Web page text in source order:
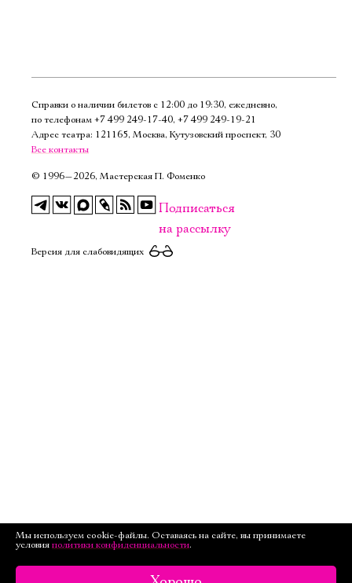
Справки о наличии билетов с 12:00 до 19:30, ежедневно,
по телефонам +7 499 249‑17‑40, +7 499 249‑19‑21
Адрес театра: 121165, Москва, Кутузовский проспект, 30
Все контакты
© 1996—2026, Мастерская П. Фоменко
Подписаться
на рассылку
Версия для слабовидящих
Мы используем cookie-файлы. Оставаясь на сайте, вы принимаете
условия политики конфиденциальности.